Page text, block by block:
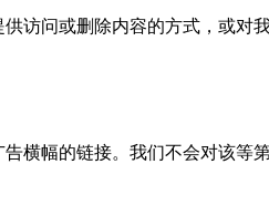
访问或删除内容的方式，或
横幅的链接。我们不会对该等